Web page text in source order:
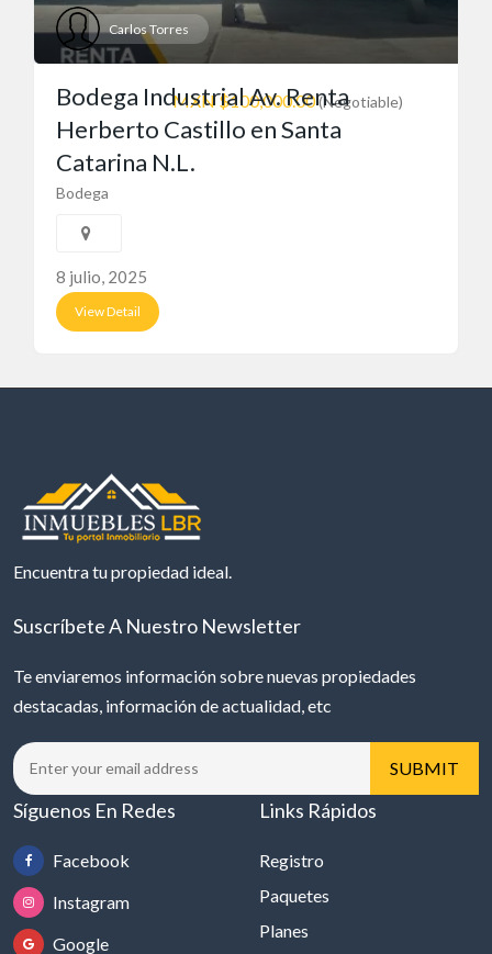
Carlos Torres
MXN $100,000.00(Negotiable)
Bodega Industrial Av. Renta
Herberto Castillo en Santa
Catarina N.L.
Bodega
8 julio, 2025
View Detail
Encuentra tu propiedad ideal.
Suscríbete A Nuestro Newsletter
Te enviaremos información sobre nuevas propiedades
destacadas, información de actualidad, etc
Síguenos En Redes
Facebook
Instagram
Google
Links Rápidos
Registro
Paquetes
Planes